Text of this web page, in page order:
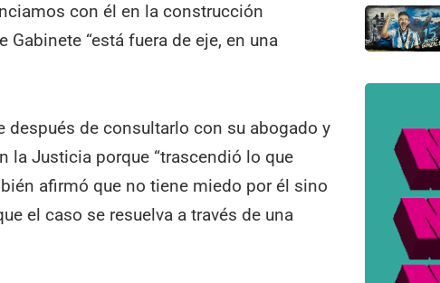
con él en la construcción
“está fuera de eje, en una
después de consultarlo con su abogado y
la Justicia porque “trascendió lo que
afirmó que no tiene miedo por él sino
el caso se resuelva a través de una